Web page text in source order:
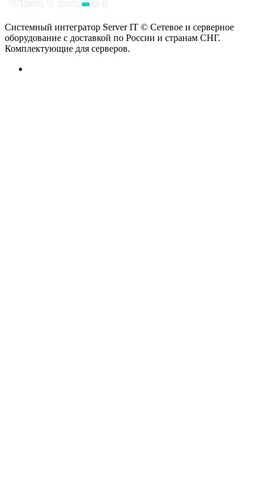
Системный интегратор Server IT © Сетевое и серверное
оборудование с доставкой по России и странам СНГ.
Комплектующие для серверов.